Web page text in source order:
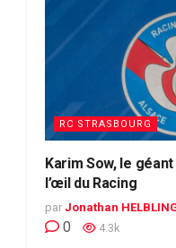
RC STRASBOURG
Karim Sow, le
l’œil du Racing
par Jonathan
0 4.3k